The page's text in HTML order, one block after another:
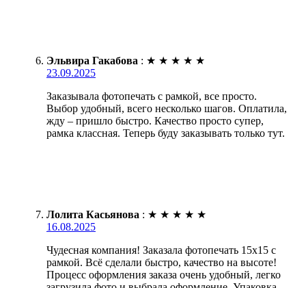
Эльвира Гакабова : ★ ★ ★ ★ ★
23.09.2025
Заказывала фотопечать с рамкой, все просто.
Выбор удобный, всего несколько шагов. Оплатила,
жду – пришло быстро. Качество просто супер,
рамка классная. Теперь буду заказывать только тут.
Лолита Касьянова : ★ ★ ★ ★ ★
16.08.2025
Чудесная компания! Заказала фотопечать 15х15 с
рамкой. Всё сделали быстро, качество на высоте!
Процесс оформления заказа очень удобный, легко